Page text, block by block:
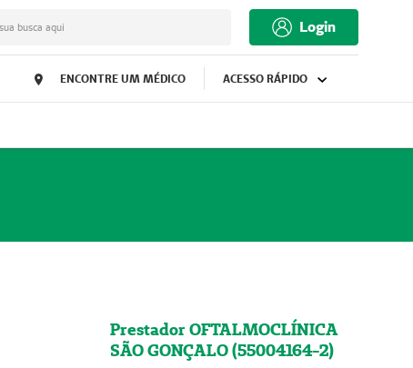
busca aqui Login
ENCONTRE UM MÉDICO ACESSO RÁPIDO
Prestador OFTALMOCLÍNICA
SÃO GONÇALO (55004164-2)